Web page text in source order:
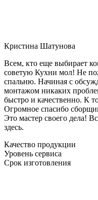
Кристина Шатунова
Всем, кто еще выбирает
советую Кухни мол! Не
спальню. Начиная с
монтажом никаких
быстро и качественно. К
Огромное спасибо
Это мастер своего дела!
здесь.
Качество продукции
Уровень сервиса
Срок изготовления